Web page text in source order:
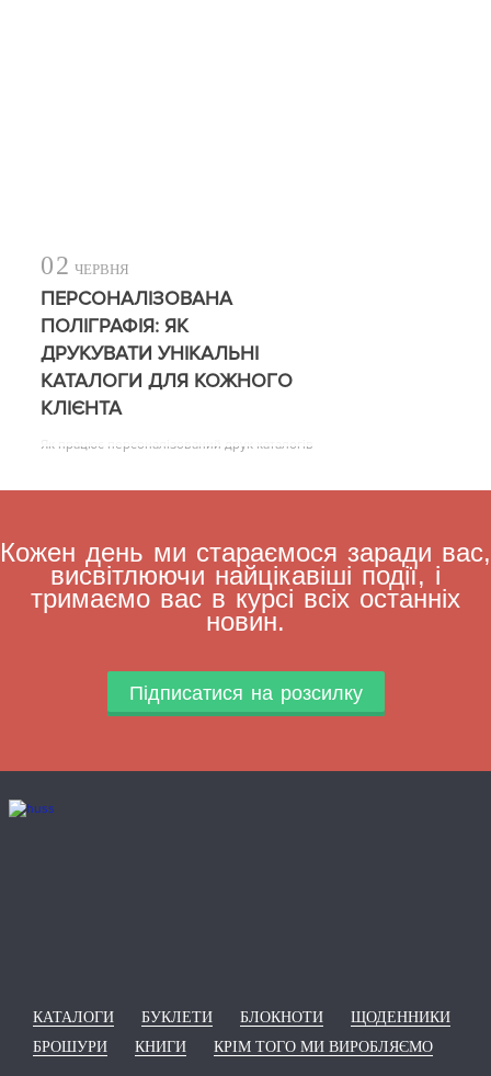
02 ЧЕРВНЯ
ПЕРСОНАЛІЗОВАНА
ПОЛІГРАФІЯ: ЯК
ДРУКУВАТИ УНІКАЛЬНІ
КАТАЛОГИ ДЛЯ КОЖНОГО
КЛІЄНТА
Як працює персоналізований друк каталогів
Кожен день ми стараємося заради вас,
висвітлюючи найцікавіші події, і
тримаємо вас в курсі всіх останніх
новин.
Підписатися на розсилку
КАТАЛОГИ БУКЛЕТИ БЛОКНОТИ
ЩОДЕННИКИ
БРОШУРИ
КНИГИ КРІМ ТОГО МИ ВИРОБЛЯЄМО